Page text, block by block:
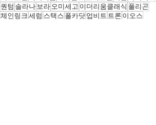
퀀텀 솔라나 보라 오미세고 이더리움클래식 폴리곤
체인링크 세럼 스택스 폴카닷업비트 트론 이오스